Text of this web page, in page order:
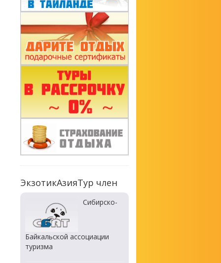
ЭкзотикАзияТур член
Сибирско-
Байкальской ассоциации
туризма